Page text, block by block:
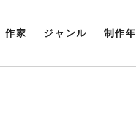
作家 ジャンル 制作年